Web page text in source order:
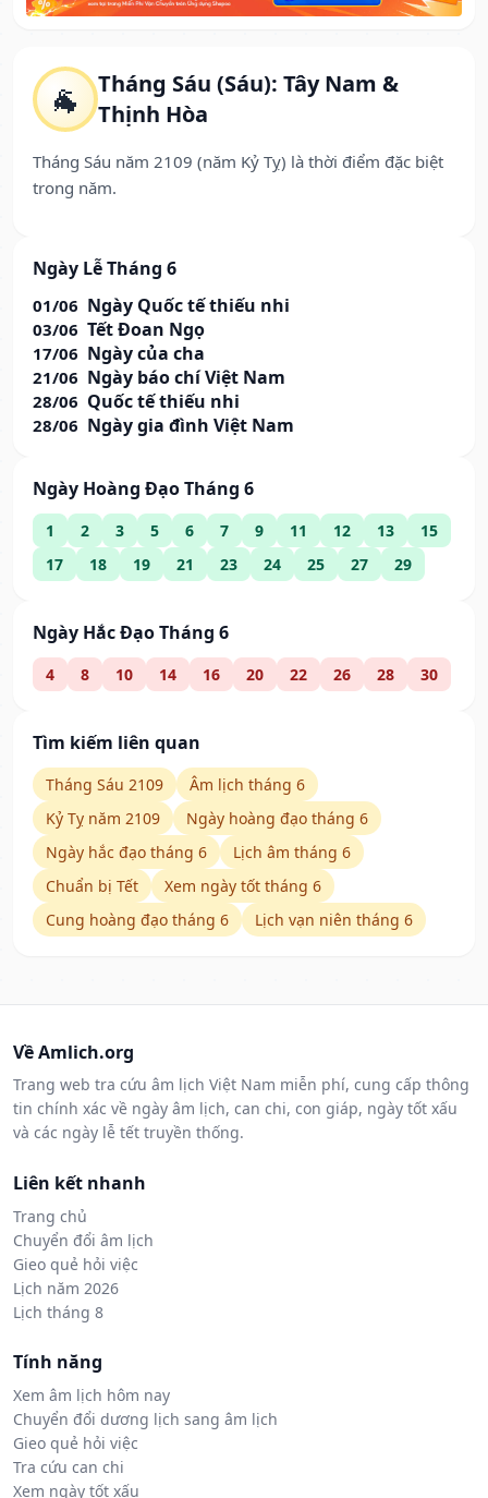
🐐
Tháng Sáu (Sáu): Tây Nam &
Thịnh Hòa
Tháng Sáu năm 2109 (năm Kỷ Tỵ) là thời điểm đặc biệt
trong năm.
Ngày Lễ Tháng 6
01/06 Ngày Quốc tế thiếu nhi
03/06 Tết Đoan Ngọ
17/06 Ngày của cha
21/06 Ngày báo chí Việt Nam
28/06 Quốc tế thiếu nhi
28/06 Ngày gia đình Việt Nam
Ngày Hoàng Đạo Tháng 6
1 2 3 5 6 7 9 11 12 13
15
17
18 19 21 23 24 25 27 29
Ngày Hắc Đạo Tháng 6
4 8 10 14 16 20 22 26 28 30
Tìm kiếm liên quan
Tháng Sáu 2109
Âm lịch tháng 6
Kỷ Tỵ năm 2109
Ngày hoàng đạo tháng 6
Ngày hắc đạo tháng 6
Lịch âm tháng 6
Chuẩn bị Tết
Xem ngày tốt tháng 6
Cung hoàng đạo tháng 6
Lịch vạn niên tháng 6
Về Amlich.org
Trang web tra cứu âm lịch Việt Nam miễn phí, cung cấp thông
tin chính xác về ngày âm lịch, can chi, con giáp, ngày tốt xấu
và các ngày lễ tết truyền thống.
Liên kết nhanh
Trang chủ
Chuyển đổi âm lịch
Gieo quẻ hỏi việc
Lịch năm 2026
Lịch tháng 8
Tính năng
Xem âm lịch hôm nay
Chuyển đổi dương lịch sang âm lịch
Gieo quẻ hỏi việc
Tra cứu can chi
Xem ngày tốt xấu